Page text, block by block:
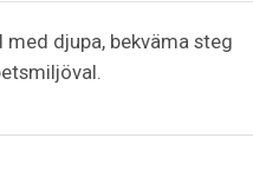
djupa, bekväma steg